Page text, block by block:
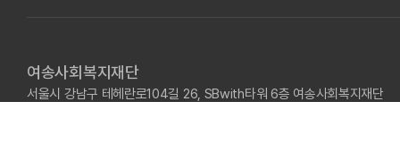
여송사회복지재단
서울시 강남구 테헤란로104길 26, SBwith타워 6층 여송사회복지재단